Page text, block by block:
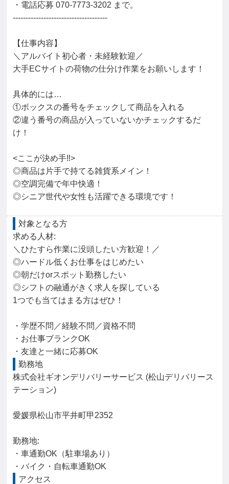
・電話応募 070-7773-3202 まで。
-------------------------------------
【仕事内容】
＼アルバイト初心者・未経験歓迎／
大手ECサイトの荷物の仕分け作業をお願いします！
具体的には…
①ボックスの番号をチェックして商品を入れる
②違う番号の商品が入っていないかチェックするだ
け！
<ここが決め手‼>
◎商品は片手で持てる雑貨系メイン！
◎空調完備で年中快適！
◎シニア世代や女性も活躍できる環境です！
対象となる方
求める人材:
＼ひたすら作業に没頭したい方歓迎！／
◎ハードル低くお仕事をはじめたい
◎朝だけorスポット勤務したい
◎シフトの融通がきく求人を探している
1つでも当てはまる方はぜひ！
・学歴不問／経験不問／資格不問
・お仕事ブランクOK
・友達と一緒に応募OK
勤務地
株式会社ギオンデリバリーサービス (松山デリバリース
テーション)
愛媛県松山市平井町甲2352
勤務地:
・車通勤OK（駐車場あり）
・バイク・自転車通勤OK
アクセス